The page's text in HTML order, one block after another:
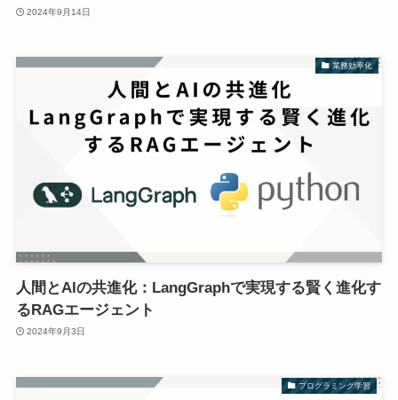
2024年9月14日
業務効率化
人間とAIの共進化：LangGraphで実現する賢く進化す
るRAGエージェント
2024年9月3日
プログラミング学習